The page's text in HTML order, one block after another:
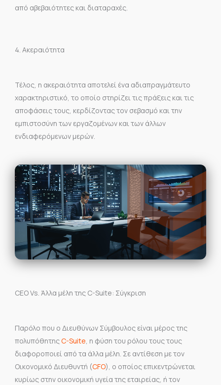
από αβεβαιότητες και διαταραχές.
4. Aκεραιότητα
Τέλος, η ακεραιότητα αποτελεί ένα αδιαπραγμάτευτο
χαρακτηριστικό, το οποίο στηρίζει τις πράξεις και τις
αποφάσεις τους, κερδίζοντας τον σεβασμό και την
εμπιστοσύνη των εργαζομένων και των άλλων
ενδιαφερόμενων μερών.
CEO Vs. Άλλα μέλη της C-Suite: Σύγκριση
Παρόλο που ο Διευθύνων Σύμβουλος είναι μέρος της
πολυπόθητηςC-Suite, η φύση του ρόλου τους τους
διαφοροποιεί από τα άλλα μέλη. Σε αντίθεση με τον
Οικονομικό Διευθυντή (CFO), ο οποίος επικεντρώνεται
κυρίως στην οικονομική υγεία της εταιρείας, ή τον